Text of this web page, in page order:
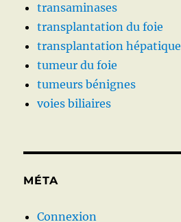
transaminases
transplantation du foie
transplantation hépatique
tumeur du foie
tumeurs bénignes
voies biliaires
MÉTA
Connexion